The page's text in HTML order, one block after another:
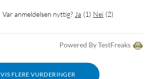
Var anmeldelsen nyttig? Ja (1) Nei (2)
Powered By TestFreaks
VIS FLERE VURDERINGER